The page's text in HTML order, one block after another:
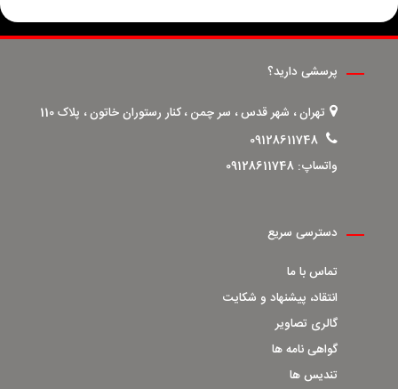
پرسشی دارید؟
تهران ، شهر قدس ، سر چمن ، کنار رستوران خاتون ، پلاک 110
09128611748
واتساپ: 09128611748
دسترسی سریع
تماس با ما
انتقاد، پیشنهاد و شکایت
گالری تصاویر
گواهی نامه ها
تندیس ها